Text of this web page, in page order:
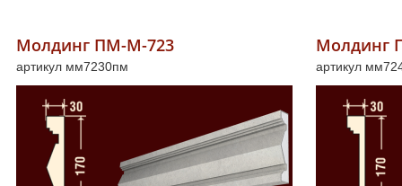
Online консультации
Расширенный поиск по сайту
Молдинг ПМ-М-723
артикул мм7230пм
Молдинг
артикул